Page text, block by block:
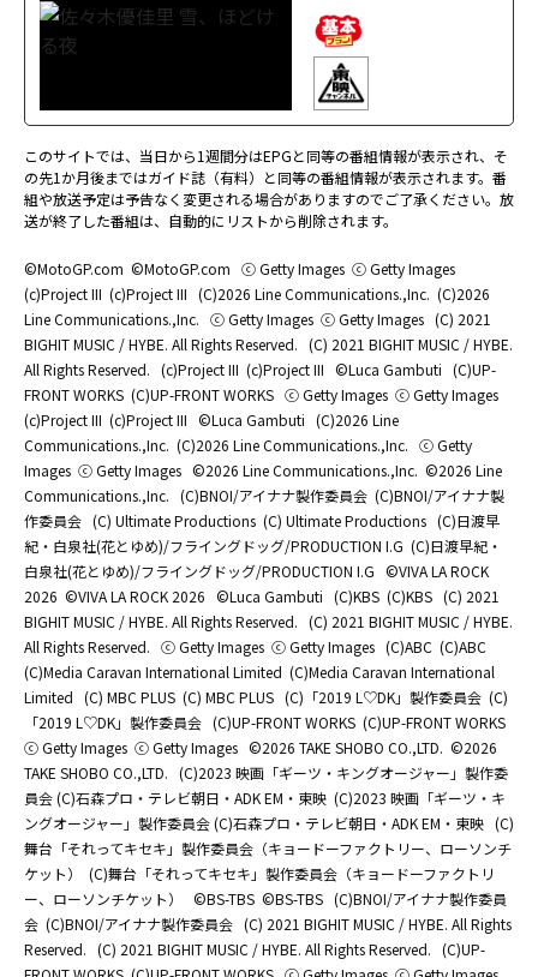
このサイトでは、当日から1週間分はEPGと同等の番組情報が表示され、そ
の先1か月後まではガイド誌（有料）と同等の番組情報が表示されます。番
組や放送予定は予告なく変更される場合がありますのでご了承ください。放
送が終了した番組は、自動的にリストから削除されます。
©MotoGP.com ©MotoGP.com ⓒ Getty Images ⓒ Getty Images
(c)Project III (c)Project III (C)2026 Line Communications.,Inc. (C)2026
Line Communications.,Inc. ⓒ Getty Images ⓒ Getty Images (C) 2021
BIGHIT MUSIC / HYBE. All Rights Reserved. (C) 2021 BIGHIT MUSIC / HYBE.
All Rights Reserved. (c)Project III (c)Project III ©Luca Gambuti (C)UP-
FRONT WORKS (C)UP-FRONT WORKS ⓒ Getty Images ⓒ Getty Images
(c)Project III (c)Project III ©Luca Gambuti (C)2026 Line
Communications.,Inc. (C)2026 Line Communications.,Inc. ⓒ Getty
Images ⓒ Getty Images ©2026 Line Communications.,Inc. ©2026 Line
Communications.,Inc. (C)BNOI/アイナナ製作委員会 (C)BNOI/アイナナ製
作委員会 (C) Ultimate Productions (C) Ultimate Productions (C)日渡早
紀・白泉社(花とゆめ)/フライングドッグ/PRODUCTION I.G (C)日渡早紀・
白泉社(花とゆめ)/フライングドッグ/PRODUCTION I.G ©️VIVA LA ROCK
2026 ©️VIVA LA ROCK 2026 ©Luca Gambuti (C)KBS (C)KBS (C) 2021
BIGHIT MUSIC / HYBE. All Rights Reserved. (C) 2021 BIGHIT MUSIC / HYBE.
All Rights Reserved. ⓒ Getty Images ⓒ Getty Images (C)ABC (C)ABC
(C)Media Caravan International Limited (C)Media Caravan International
Limited (C) MBC PLUS (C) MBC PLUS (C)「2019 L♡DK」製作委員会 (C)
「2019 L♡DK」製作委員会 (C)UP-FRONT WORKS (C)UP-FRONT WORKS
ⓒ Getty Images ⓒ Getty Images ©2026 TAKE SHOBO CO.,LTD. ©2026
TAKE SHOBO CO.,LTD. (C)2023 映画「ギーツ・キングオージャー」製作委
員会 (C)石森プロ・テレビ朝日・ADK EM・東映 (C)2023 映画「ギーツ・キ
ングオージャー」製作委員会 (C)石森プロ・テレビ朝日・ADK EM・東映 (C)
舞台「それってキセキ」製作委員会（キョードーファクトリー、ローソンチ
ケット）
(C)舞台「それってキセキ」製作委員会（キョードーファクトリ
ー、ローソンチケット）
©BS-TBS ©BS-TBS (C)BNOI/アイナナ製作委員
会 (C)BNOI/アイナナ製作委員会 (C) 2021 BIGHIT MUSIC / HYBE. All Rights
Reserved. (C) 2021 BIGHIT MUSIC / HYBE. All Rights Reserved. (C)UP-